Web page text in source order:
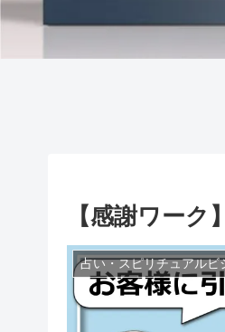
【感謝ワー
占い・スピリチュアルビ